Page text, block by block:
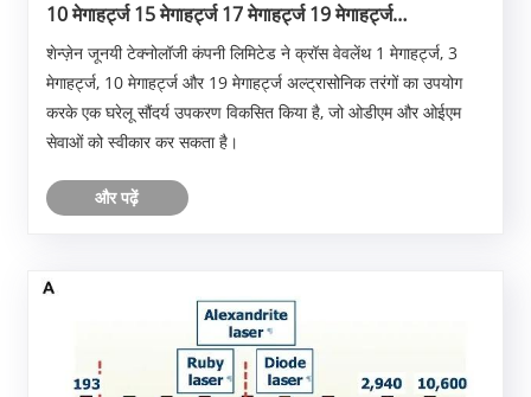
10 मेगाहर्ट्ज 15 मेगाहर्ट्ज 17 मेगाहर्ट्ज 19 मेगाहर्ट्ज
अल्ट्रासोनिक ब्यूटी डिवाइस
शेन्ज़ेन जूनयी टेक्नोलॉजी कंपनी लिमिटेड ने क्रॉस वेवलेंथ 1 मेगाहर्ट्ज, 3
मेगाहर्ट्ज, 10 मेगाहर्ट्ज और 19 मेगाहर्ट्ज अल्ट्रासोनिक तरंगों का उपयोग
करके एक घरेलू सौंदर्य उपकरण विकसित किया है, जो ओडीएम और ओईएम
सेवाओं को स्वीकार कर सकता है।
और पढ़ें